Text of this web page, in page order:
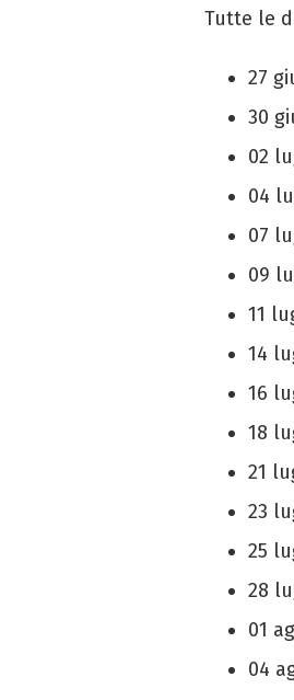
Tutte le
27
30
02
04
07
09
11
14
16
18
21
23
25
28
01
04